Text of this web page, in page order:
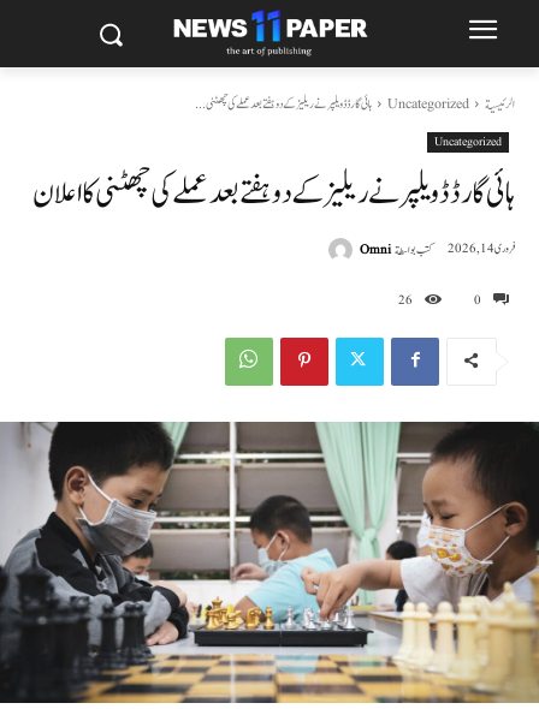
الرئيسية Uncategorized ہائی گارڈ ڈویلپر نے ریلیز کے دو ہفتے بعد عملے کی چھٹنی...
Uncategorized
ہائی گارڈ ڈویلپر نے ریلیز کے دو ہفتے بعد عملے کی چھٹنی کا اعلان
0
26
فروری 14, 2026 كتب بواسطةOmni